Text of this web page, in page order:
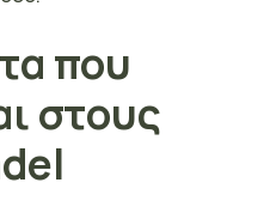
που
στους